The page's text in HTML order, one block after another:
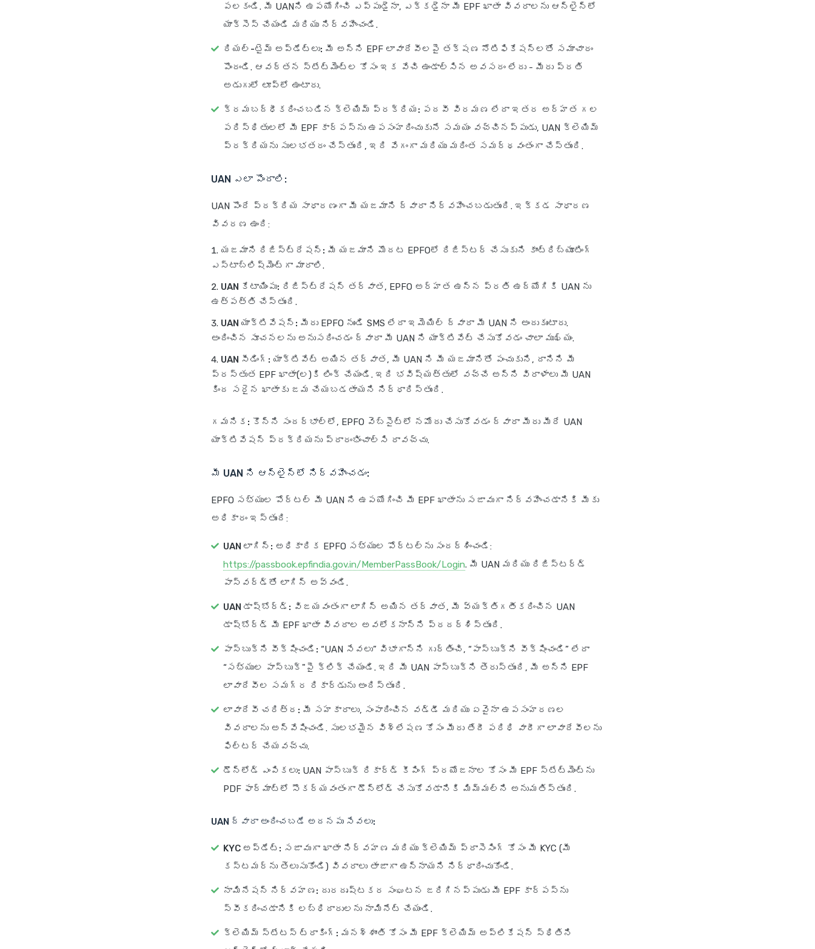
పలకండి. మీ UANని ఉపయోగించి ఎప్పుడైనా, ఎక్కడైనా మీ EPF ఖాతా వివరాలను ఆన్‌లైన్‌లో
యాక్సెస్ చేయండి మరియు నిర్వహించండి.
రియల్-టైమ్ అప్‌డేట్‌లు: మీ అన్ని EPF లావాదేవీలపై తక్షణ నోటిఫికేషన్‌లతో సమాచారం
పొందండి. ఆవర్తన స్టేట్‌మెంట్‌ల కోసం ఇక వేచి ఉండాల్సిన అవసరం లేదు - మీరు ప్రతి
అడుగులో లూప్‌లో ఉంటారు.
క్రమబద్ధీకరించబడిన క్లెయిమ్ ప్రక్రియ: పదవీ విరమణ లేదా ఇతర అర్హత గల
పరిస్థితులలో మీ EPF కార్పస్‌ను ఉపసంహరించుకునే సమయం వచ్చినప్పుడు, UAN క్లెయిమ్
ప్రక్రియను సులభతరం చేస్తుంది, ఇది వేగంగా మరియు మరింత సమర్థవంతంగా చేస్తుంది.
UAN ఎలా పొందాలి:
UAN పొందే ప్రక్రియ సాధారణంగా మీ యజమాని ద్వారా నిర్వహించబడుతుంది. ఇక్కడ సాధారణ
వివరణ ఉంది:
యజమాని రిజిస్ట్రేషన్: మీ యజమాని మొదట EPFOలో రిజిస్టర్ చేసుకుని కాంట్రిబ్యూటింగ్
ఎస్టాబ్లిష్‌మెంట్‌గా మారాలి.
UAN కేటాయింపు: రిజిస్ట్రేషన్ తర్వాత, EPFO అర్హత ఉన్న ప్రతి ఉద్యోగికి UAN ను
ఉత్పత్తి చేస్తుంది.
UAN యాక్టివేషన్: మీరు EPFO నుండి SMS లేదా ఇమెయిల్ ద్వారా మీ UAN ని అందుకుంటారు.
అందించిన సూచనలను అనుసరించడం ద్వారా మీ UAN ని యాక్టివేట్ చేసుకోవడం చాలా ముఖ్యం.
UAN సీడింగ్: యాక్టివేట్ అయిన తర్వాత, మీ UAN ని మీ యజమానితో పంచుకుని, దానిని మీ
ప్రస్తుత EPF ఖాతా(ల)కి లింక్ చేయండి. ఇది భవిష్యత్తులో వచ్చే అన్ని విరాళాలు మీ UAN
కింద సరైన ఖాతాకు జమ చేయబడతాయని నిర్ధారిస్తుంది.
గమనిక: కొన్ని సందర్భాల్లో, EPFO వెబ్‌సైట్‌లో నమోదు చేసుకోవడం ద్వారా మీరు మీరే UAN
యాక్టివేషన్ ప్రక్రియను ప్రారంభించాల్సి రావచ్చు.
మీ UAN ని ఆన్‌లైన్‌లో నిర్వహించడం:
EPFO సభ్యుల పోర్టల్ మీ UAN ని ఉపయోగించి మీ EPF ఖాతాను సజావుగా నిర్వహించడానికి మీకు
అధికారం ఇస్తుంది:
UAN లాగిన్: అధికారిక EPFO సభ్యుల పోర్టల్‌ను సందర్శించండి:
https://passbook.epfindia.gov.in/MemberPassBook/Login. మీ UAN మరియు రిజిస్టర్డ్
పాస్‌వర్డ్‌తో లాగిన్ అవ్వండి.
UAN డాష్‌బోర్డ్: విజయవంతంగా లాగిన్ అయిన తర్వాత, మీ వ్యక్తిగతీకరించిన UAN
డాష్‌బోర్డ్ మీ EPF ఖాతా వివరాల అవలోకనాన్ని ప్రదర్శిస్తుంది.
పాస్‌బుక్‌ని వీక్షించండి: “UAN సేవలు” విభాగాన్ని గుర్తించి, “పాస్‌బుక్‌ని వీక్షించండి” లేదా
“సభ్యుల పాస్‌బుక్"పై క్లిక్ చేయండి. ఇది మీ UAN పాస్‌బుక్‌ని తెరుస్తుంది, మీ అన్ని EPF
లావాదేవీల సమగ్ర రికార్డును అందిస్తుంది.
లావాదేవీ చరిత్ర: మీ సహకారాలు, సంపాదించిన వడ్డీ మరియు ఏవైనా ఉపసంహరణల
వివరాలను అన్వేషించండి. సులభమైన విశ్లేషణ కోసం మీరు తేదీ పరిధి వారీగా లావాదేవీలను
ఫిల్టర్ చేయవచ్చు.
డౌన్‌లోడ్ ఎంపికలు: UAN పాస్‌బుక్ రికార్డ్ కీపింగ్ ప్రయోజనాల కోసం మీ EPF స్టేట్‌మెంట్‌ను
PDF ఫార్మాట్‌లో సౌకర్యవంతంగా డౌన్‌లోడ్ చేసుకోవడానికి మిమ్మల్ని అనుమతిస్తుంది.
UAN ద్వారా అందించబడే అదనపు సేవలు:
KYC అప్‌డేట్: సజావుగా ఖాతా నిర్వహణ మరియు క్లెయిమ్ ప్రాసెసింగ్ కోసం మీ KYC (మీ
కస్టమర్‌ను తెలుసుకోండి) వివరాలు తాజాగా ఉన్నాయని నిర్ధారించుకోండి.
నామినేషన్ నిర్వహణ: దురదృష్టకర సంఘటన జరిగినప్పుడు మీ EPF కార్పస్‌ను
స్వీకరించడానికి లబ్ధిదారులను నామినేట్ చేయండి.
క్లెయిమ్ స్టేటస్ ట్రాకింగ్: మనశ్శాంతి కోసం మీ EPF క్లెయిమ్ అప్లికేషన్ స్థితిని